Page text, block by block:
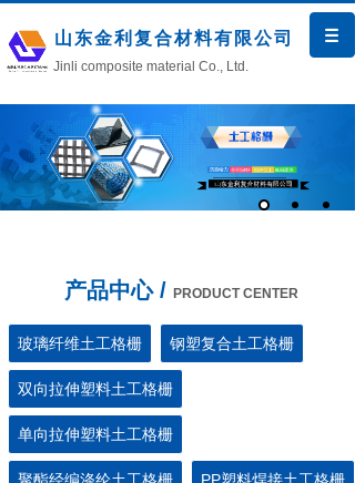
山东金利复合材料有限公司
Jinli composite material Co., Ltd.
产品中心 / PRODUCT CENTER
玻璃纤维土工格栅 钢塑复合土工格栅
双向拉伸塑料土工格栅
单向拉伸塑料土工格栅